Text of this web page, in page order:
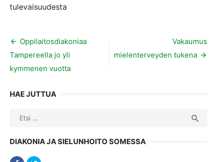
tulevaisuudesta
Artikkelien
selaus
Oppilaitosdiakoniaa
Tampereella jo yli
kymmenen vuotta
Vakaumus
mielenterveyden tukena
HAE JUTTUA
Search

DIAKONIA JA SIELUNHOITO SOMESSA